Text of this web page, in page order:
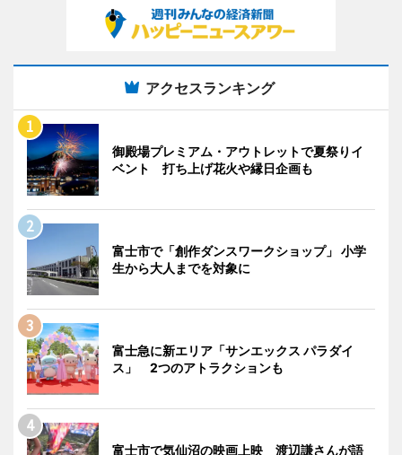
アクセスランキング
御殿場プレミアム・アウトレットで夏祭りイ
ベント 打ち上げ花火や縁日企画も
富士市で「創作ダンスワークショップ」 小学
生から大人までを対象に
富士急に新エリア「サンエックス パラダイ
ス」 2つのアトラクションも
富士市で気仙沼の映画上映 渡辺謙さんが語